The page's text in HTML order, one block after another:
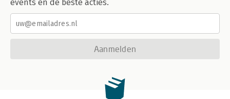
events en de beste acties.
Aanmelden